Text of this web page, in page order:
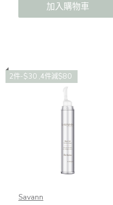
加入購物車
2件-$30 ,4件減$80
Savann